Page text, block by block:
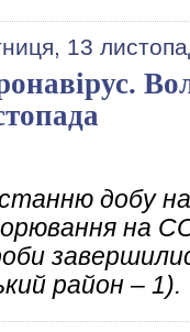
13
добу
на
район – 1).